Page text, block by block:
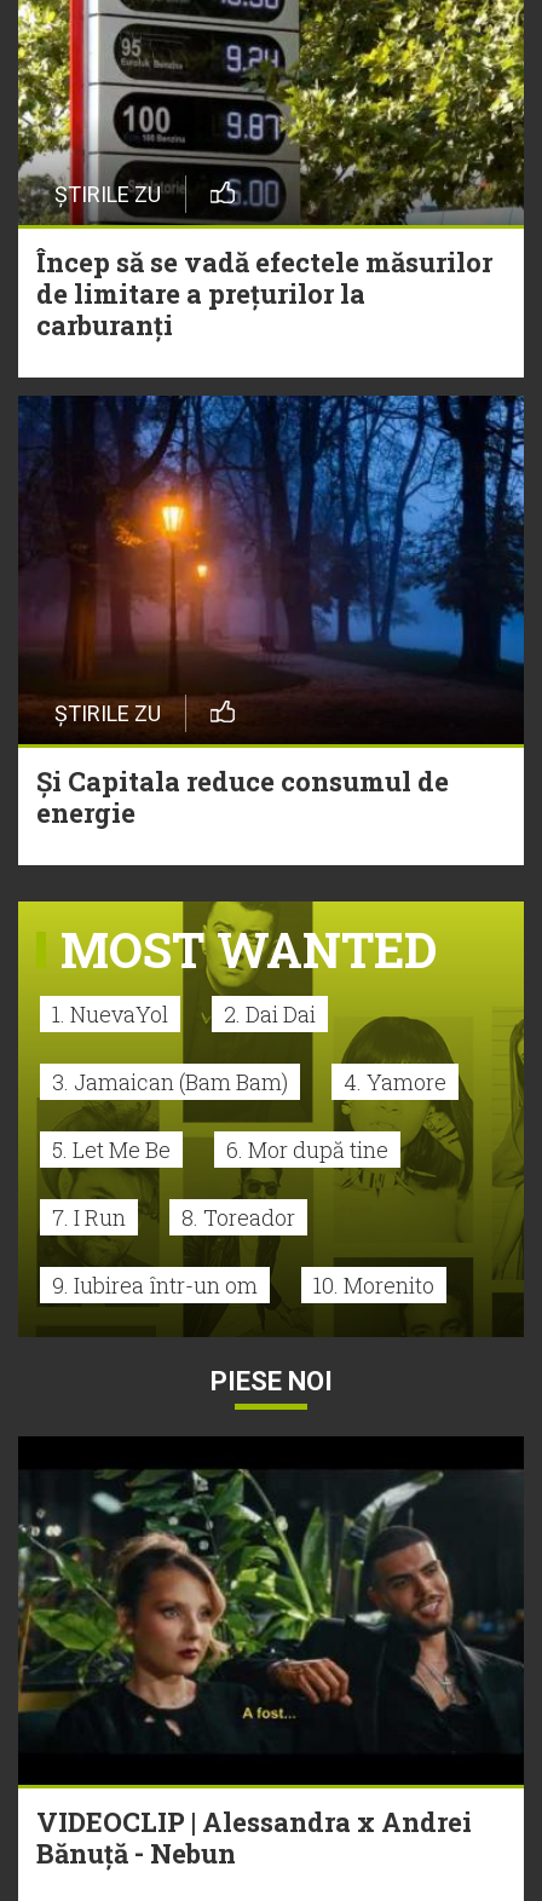
ȘTIRILE ZU
Încep să se vadă efectele măsurilor
de limitare a prețurilor la
carburanți
ȘTIRILE ZU
Și Capitala reduce consumul de
energie
MOST WANTED
1. NuevaYol 2. Dai Dai
3. Jamaican (Bam Bam) 4. Yamore
5. Let Me Be 6. Mor după tine
7. I Run 8. Toreador
9. Iubirea într-un om 10. Morenito
PIESE NOI
VIDEOCLIP | Alessandra x Andrei
Bănuță - Nebun